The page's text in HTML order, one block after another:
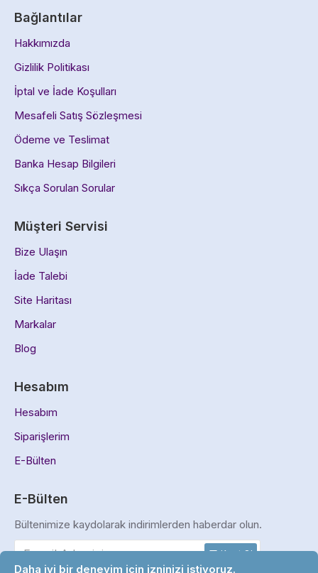
Bağlantılar
Hakkımızda
Gizlilik Politikası
İptal ve İade Koşulları
Mesafeli Satış Sözleşmesi
Ödeme ve Teslimat
Banka Hesap Bilgileri
Sıkça Sorulan Sorular
Müşteri Servisi
Bize Ulaşın
İade Talebi
Site Haritası
Markalar
Blog
Hesabım
Hesabım
Siparişlerim
E-Bülten
E-Bülten
Bültenimize kaydolarak indirimlerden haberdar olun.
Kayıt Ol
Daha iyi bir deneyim için izninizi istiyoruz.